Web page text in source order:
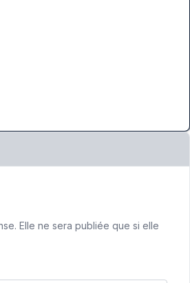
Elle ne sera publiée que si elle